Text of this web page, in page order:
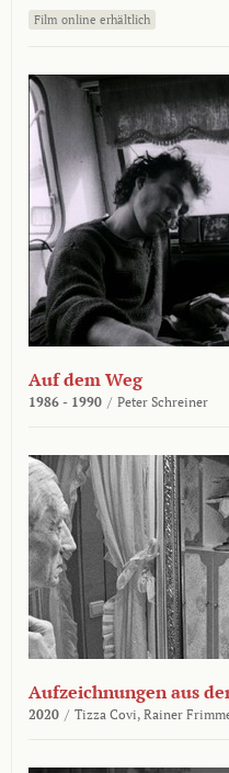
Film online erhältlich
Auf dem Weg
1986 - 1990 / Peter Schreiner
Aufzeichnungen aus
2020 / Tizza Covi, Rainer